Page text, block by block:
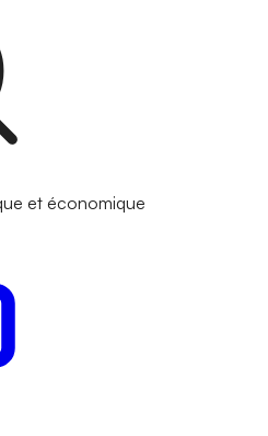
et économique